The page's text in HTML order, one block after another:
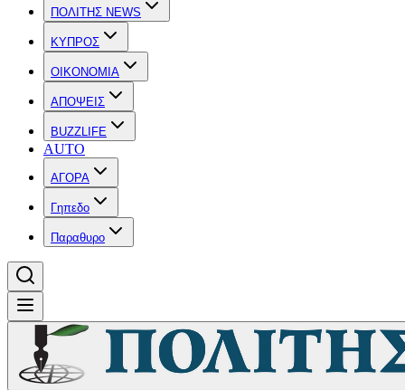
ΠΟΛΙΤΗΣ NEWS
ΚΥΠΡΟΣ
OIKONOMIA
ΑΠΟΨΕΙΣ
BUZZLIFE
AUTO
ΑΓΟΡΑ
Γηπεδο
Παραθυρο